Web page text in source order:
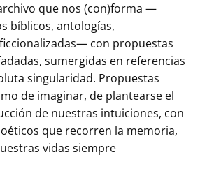
que nos (con)forma —
bíblicos, antologías,
con propuestas
sumergidas en referencias
singularidad. Propuestas
de imaginar, de plantearse el
de nuestras intuiciones, con
que recorren la memoria,
vidas siempre